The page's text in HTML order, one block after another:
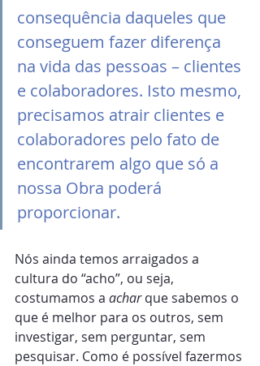
consequência daqueles que
conseguem fazer diferença
na vida das pessoas – clientes
e colaboradores. Isto mesmo,
precisamos atrair clientes e
colaboradores pelo fato de
encontrarem algo que só a
nossa Obra poderá
proporcionar.
Nós ainda temos arraigados a
cultura do “acho”, ou seja,
costumamos a achar que sabemos o
que é melhor para os outros, sem
investigar, sem perguntar, sem
pesquisar. Como é possível fazermos